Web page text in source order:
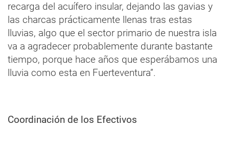
recarga del acuífero insular, dejando las gavias y
las charcas prácticamente llenas tras estas
lluvias, algo que el sector primario de nuestra isla
va a agradecer probablemente durante bastante
tiempo, porque hace años que esperábamos una
lluvia como esta en Fuerteventura”.
Coordinación de los Efectivos